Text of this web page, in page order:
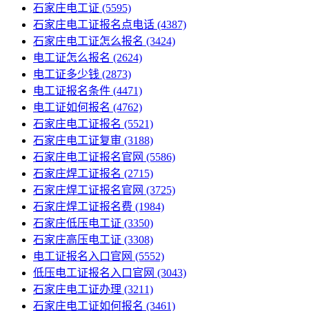
石家庄电工证 (5595)
石家庄电工证报名点电话 (4387)
石家庄电工证怎么报名 (3424)
电工证怎么报名 (2624)
电工证多少钱 (2873)
电工证报名条件 (4471)
电工证如何报名 (4762)
石家庄电工证报名 (5521)
石家庄电工证复审 (3188)
石家庄电工证报名官网 (5586)
石家庄焊工证报名 (2715)
石家庄焊工证报名官网 (3725)
石家庄焊工证报名费 (1984)
石家庄低压电工证 (3350)
石家庄高压电工证 (3308)
电工证报名入口官网 (5552)
低压电工证报名入口官网 (3043)
石家庄电工证办理 (3211)
石家庄电工证如何报名 (3461)